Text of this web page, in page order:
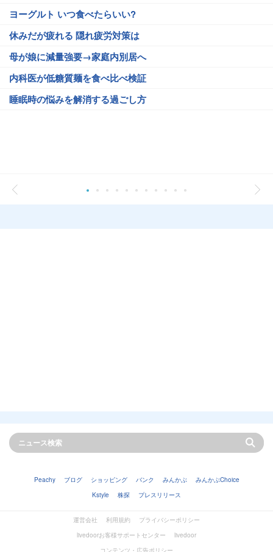
ヨーグルト いつ食べたらいい?
休みだが疲れる 隠れ疲労対策は
母が娘に減量強要→家庭内別居へ
内科医が低糖質麺を食べ比べ検証
睡眠時の悩みを解消する過ごし方
Peachy ブログ ショッピング バンク みんかぶ
みんかぶChoice
Kstyle
株探 プレスリリース
運営会社 利用規約
プライバシーポリシー
livedoorお客様サポートセンター
livedoor
コンテンツ・広告ポリシー